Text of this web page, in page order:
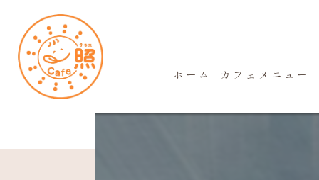
ホーム カフェメニュー